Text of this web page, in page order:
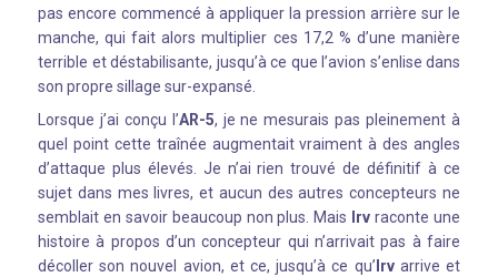
pas encore commencé à appliquer la pression arrière sur le
manche, qui fait alors multiplier ces 17,2 % d’une manière
terrible et déstabilisante, jusqu’à ce que l’avion s’enlise dans
son propre sillage sur-expansé.
Lorsque j’ai conçu l’AR-5, je ne mesurais pas pleinement à
quel point cette traînée augmentait vraiment à des angles
d’attaque plus élevés. Je n’ai rien trouvé de définitif à ce
sujet dans mes livres, et aucun des autres concepteurs ne
semblait en savoir beaucoup non plus. Mais Irv raconte une
histoire à propos d’un concepteur qui n’arrivait pas à faire
décoller son nouvel avion, et ce, jusqu’à ce qu’ Irvarrive et